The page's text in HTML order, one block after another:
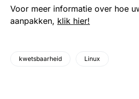
Voor meer informatie over hoe
aanpakken, klik hier!
kwetsbaarheid Linux